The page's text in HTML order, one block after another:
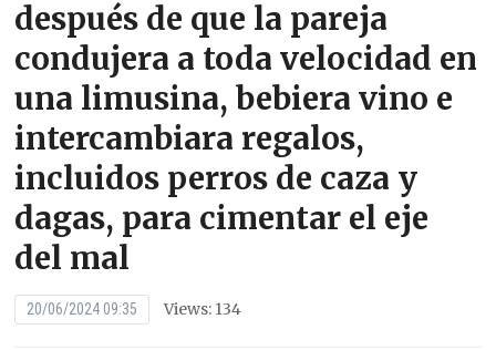
después de que la pareja
condujera a toda velocidad en
una limusina, bebiera vino e
intercambiara regalos,
incluidos perros de caza y
dagas, para cimentar el eje
del mal
20/06/2024 09:35 Views: 134